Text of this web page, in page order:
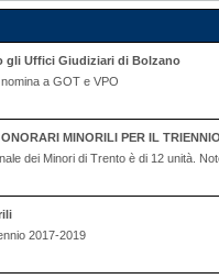
gli Uffici Giudiziari di Bolzano
a GOT e VPO
MINORILI PER IL TRIENNIO
dei Minori di Trento è di 12 unità.
2017-2019